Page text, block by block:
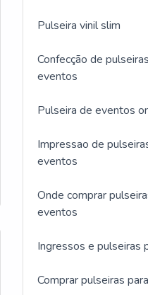
Pulseira vinil slim
Confecção de
eventos
Pulseira de eventos
Impressao de
eventos
Onde comprar
eventos
Ingressos e pulseiras
Comprar pulseiras